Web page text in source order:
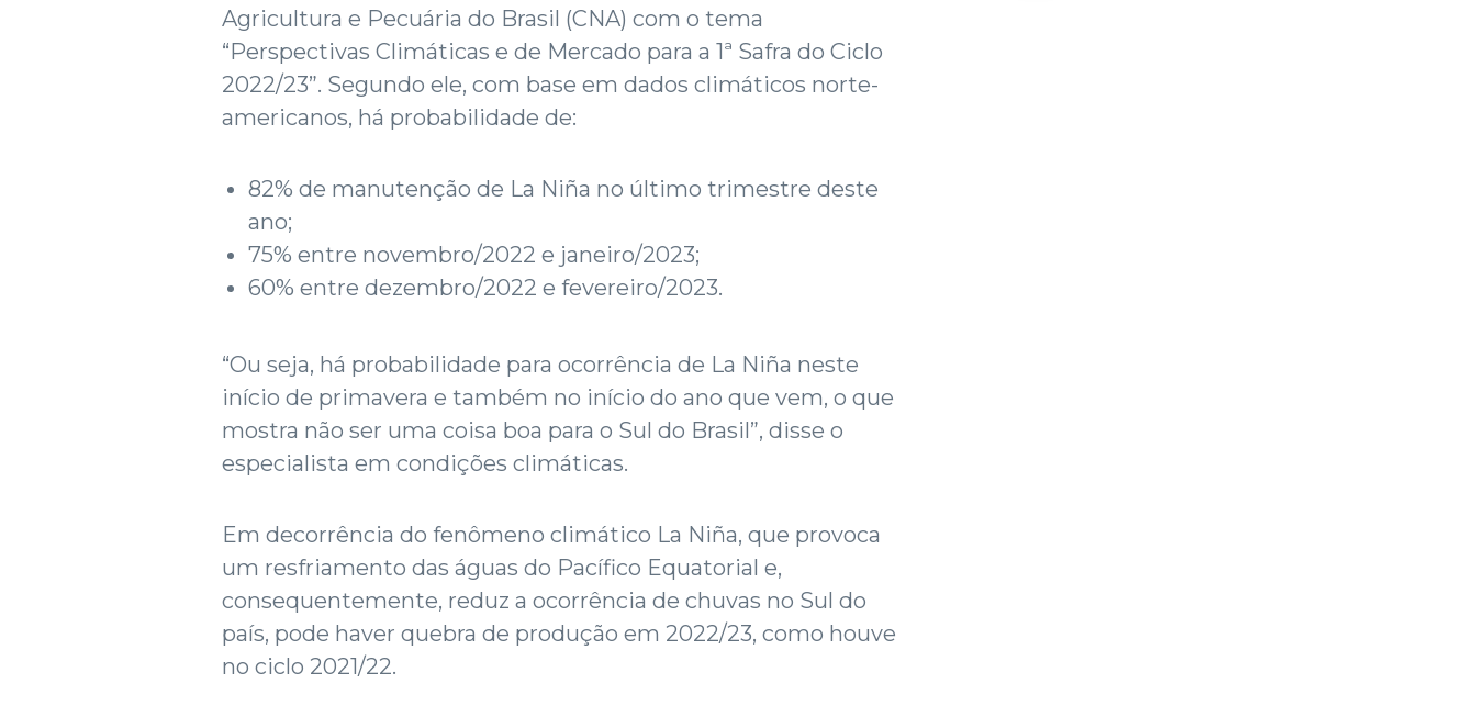
Agricultura e Pecuária do Brasil (CNA) com o tema
“Perspectivas Climáticas e de Mercado para a 1ª Safra do Ciclo
2022/23”. Segundo ele, com base em dados climáticos norte-
americanos, há probabilidade de:
82% de manutenção de La Niña no último trimestre deste
ano;
75% entre novembro/2022 e janeiro/2023;
60% entre dezembro/2022 e fevereiro/2023.
“Ou seja, há probabilidade para ocorrência de La Niña neste
início de primavera e também no início do ano que vem, o que
mostra não ser uma coisa boa para o Sul do Brasil”, disse o
especialista em condições climáticas.
Em decorrência do fenômeno climático La Niña, que provoca
um resfriamento das águas do Pacífico Equatorial e,
consequentemente, reduz a ocorrência de chuvas no Sul do
país, pode haver quebra de produção em 2022/23, como houve
no ciclo 2021/22.